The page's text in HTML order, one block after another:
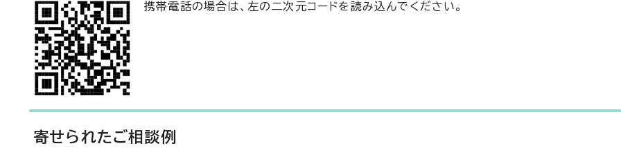
携帯電話の場合は、左の二次元コードを読み込んでください。
寄せられたご相談例